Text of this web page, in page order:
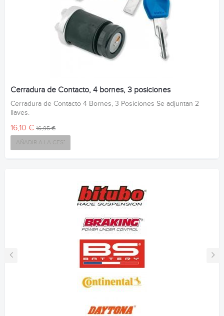
Cerradura de Contacto, 4 bornes, 3 posiciones
Cerradura de Contacto 4 Bornes, 3 Posiciones Se adjuntan 2
llaves.
16,10 € 16,95 €
AÑADIR A LA CESTA